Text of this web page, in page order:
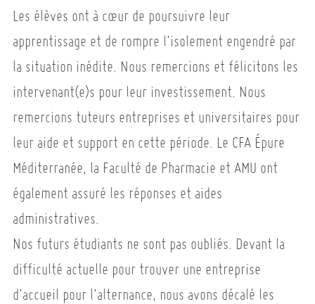
Les élèves ont à cœur de poursuivre leur
apprentissage et de rompre l’isolement engendré par
la situation inédite. Nous remercions et félicitons les
intervenant(e)s pour leur investissement. Nous
remercions tuteurs entreprises et universitaires pour
leur aide et support en cette période. Le CFA Épure
Méditerranée, la Faculté de Pharmacie et AMU ont
également assuré les réponses et aides
administratives.
Nos futurs étudiants ne sont pas oubliés. Devant la
difficulté actuelle pour trouver une entreprise
d’accueil pour l’alternance, nous avons décalé les